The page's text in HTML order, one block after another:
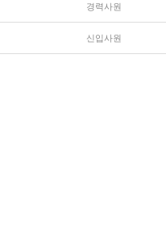
경력사원
신입사원